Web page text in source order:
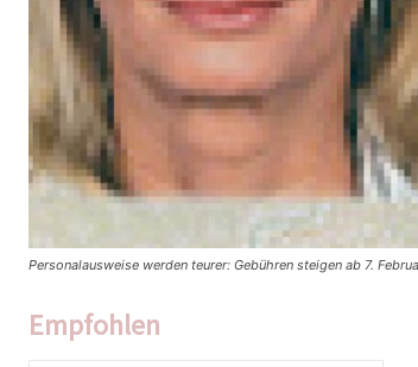
Personalausweise werden teurer: Gebühren steigen ab 7.
Empfohlen